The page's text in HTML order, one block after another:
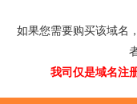
如果您需要购买该域名
我司仅是域名注